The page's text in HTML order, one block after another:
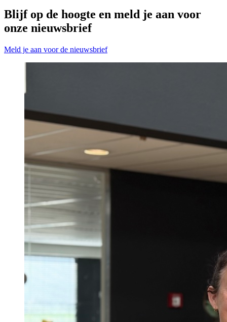
Blijf op de hoogte en meld je aan voor
onze nieuwsbrief
Meld je aan voor de nieuwsbrief